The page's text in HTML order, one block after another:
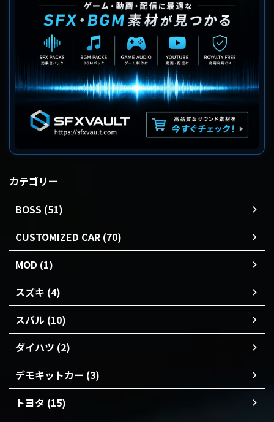
カテゴリー
BOSS (51)
CUSTOMIZED CAR (70)
MOD (1)
スズキ (4)
スバル (10)
ダイハツ (2)
デモキットカー (3)
トヨタ (15)